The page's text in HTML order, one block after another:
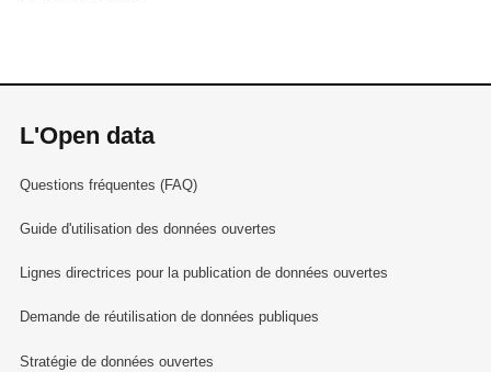
L'Open data
Questions fréquentes (FAQ)
Guide d'utilisation des données ouvertes
Lignes directrices pour la publication de données ouvertes
Demande de réutilisation de données publiques
Stratégie de données ouvertes